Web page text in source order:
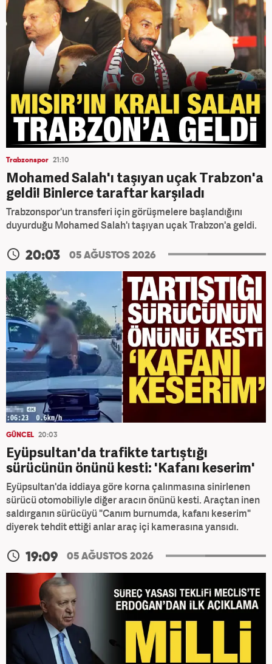
Trabzonspor 21:10
Mohamed Salah'ı taşıyan uçak Trabzon'a
geldi! Binlerce taraftar karşıladı
Trabzonspor'un transferi için görüşmelere başlandığını
duyurduğu Mohamed Salah'ı taşıyan uçak Trabzon'a geldi.
20:03 05 AĞUSTOS 2026
GÜNCEL 20:03
Eyüpsultan'da trafikte tartıştığı
sürücünün önünü kesti: 'Kafanı keserim'
Eyüpsultan'da iddiaya göre korna çalınmasına sinirlenen
sürücü otomobiliyle diğer aracın önünü kesti. Araçtan inen
saldırganın sürücüyü "Canım burnumda, kafanı keserim"
diyerek tehdit ettiği anlar araç içi kamerasına yansıdı.
19:09 05 AĞUSTOS 2026